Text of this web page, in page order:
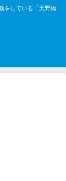
をしている「天野橋